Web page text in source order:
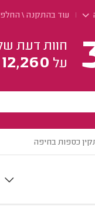
עוד בהתקנה \
חוות דעת
על 12,260
כספות בחיפה